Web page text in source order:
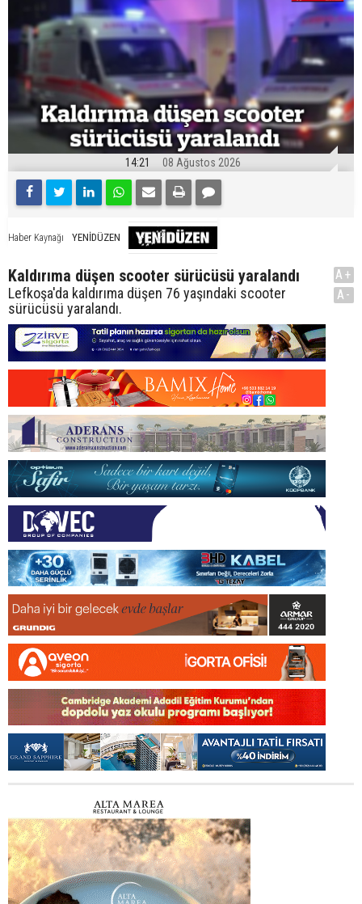
14:21 08 Ağustos 2026
Haber Kaynağı YENİDÜZEN
Kaldırıma düşen scooter sürücüsü yaralandı
Lefkoşa'da kaldırıma düşen 76 yaşındaki scooter
sürücüsü yaralandı.
A+
A-